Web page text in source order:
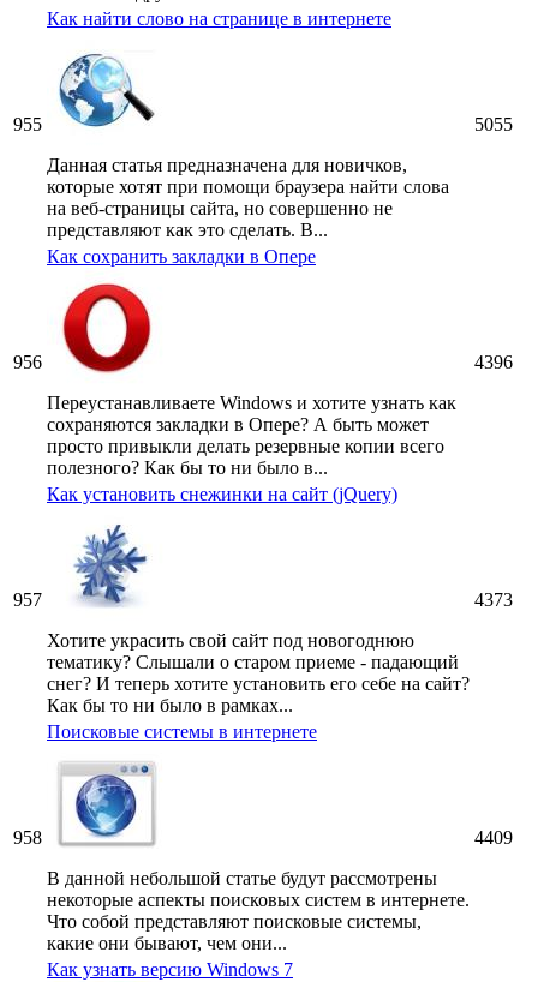
955
Как найти слово на странице в интернете
Данная статья предназначена для новичков,
которые хотят при помощи браузера найти слова
на веб-страницы сайта, но совершенно не
представляют как это сделать. В...
5055
956
Как сохранить закладки в Опере
Переустанавливаете Windows и хотите узнать как
сохраняются закладки в Опере? А быть может
просто привыкли делать резервные копии всего
полезного? Как бы то ни было в...
4396
957
Как установить снежинки на сайт (jQuery)
Хотите украсить свой сайт под новогоднюю
тематику? Слышали о старом приеме - падающий
снег? И теперь хотите установить его себе на сайт?
Как бы то ни было в рамках...
4373
958
Поисковые системы в интернете
В данной небольшой статье будут рассмотрены
некоторые аспекты поисковых систем в интернете.
Что собой представляют поисковые системы,
какие они бывают, чем они...
4409
Как узнать версию Windows 7